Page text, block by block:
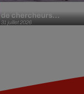
31 juillet 2026
de chercheurs...